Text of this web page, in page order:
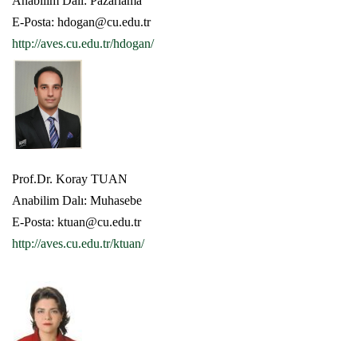
E-Posta: hdogan@cu.edu.tr
http://aves.cu.edu.tr/hdogan/
Prof.Dr. Koray TUAN
Anabilim Dalı: Muhasebe
E-Posta: ktuan@cu.edu.tr
http://aves.cu.edu.tr/ktuan/